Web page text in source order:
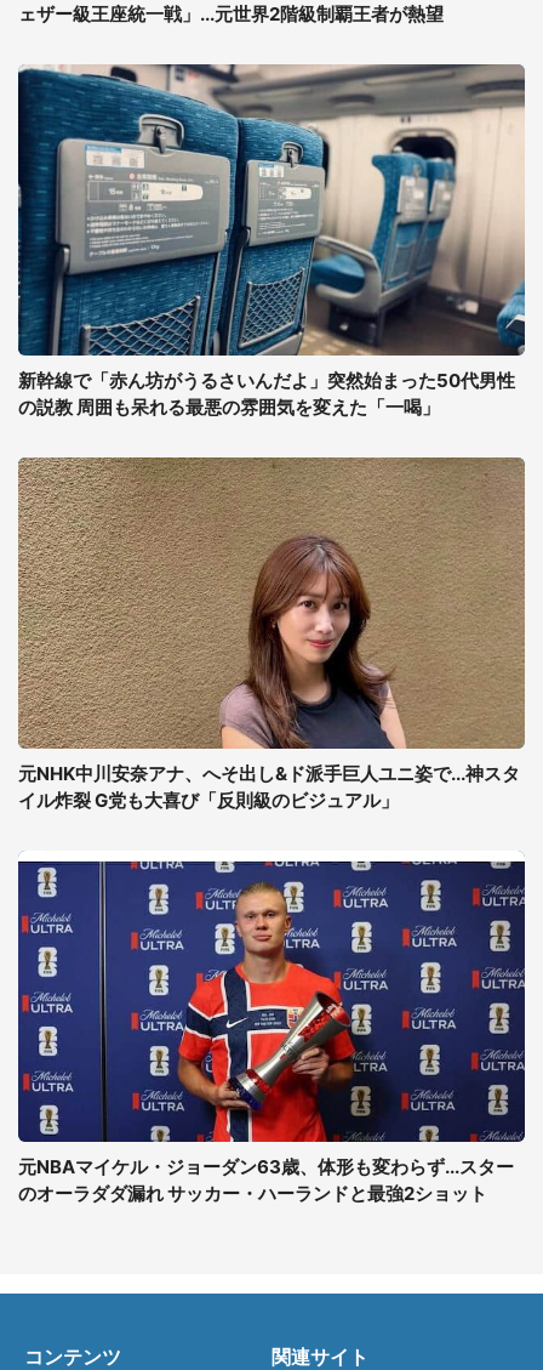
ェザー級王座統一戦」...元世界2階級制覇王者が熱望
新幹線で「赤ん坊がうるさいんだよ」突然始まった50代男性
の説教 周囲も呆れる最悪の雰囲気を変えた「一喝」
元NHK中川安奈アナ、へそ出し&ド派手巨人ユニ姿で...神スタ
イル炸裂 G党も大喜び「反則級のビジュアル」
元NBAマイケル・ジョーダン63歳、体形も変わらず...スター
のオーラダダ漏れ サッカー・ハーランドと最強2ショット
コンテンツ 関連サイト